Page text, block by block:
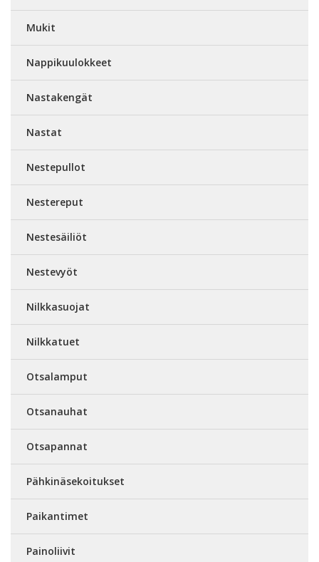
Mukit
Nappikuulokkeet
Nastakengät
Nastat
Nestepullot
Nestereput
Nestesäiliöt
Nestevyöt
Nilkkasuojat
Nilkkatuet
Otsalamput
Otsanauhat
Otsapannat
Pähkinäsekoitukset
Paikantimet
Painoliivit